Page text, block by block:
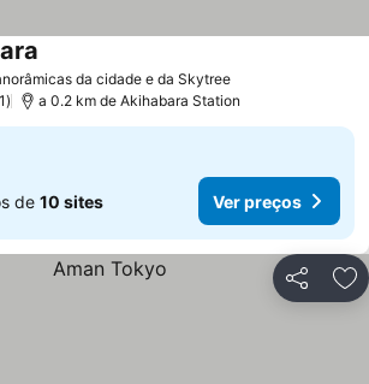
da cidade e da Skytree
a 0.2 km de Akihabara Station
de 10 sites Ver preços
Partilhar